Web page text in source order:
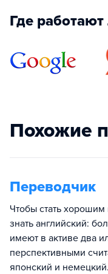
Где
Похожие
Переводчик
Чтобы стать
знать английский:
имеют в активе два
перспективными
японский и немецкий.